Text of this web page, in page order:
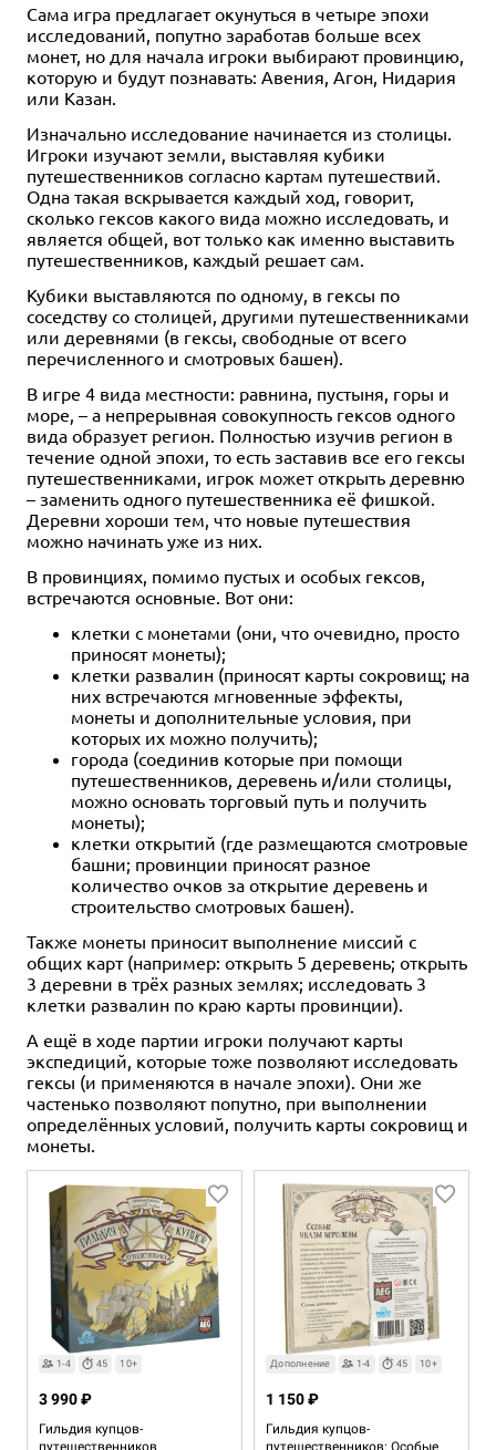
Сама игра предлагает окунуться в четыре эпохи
исследований, попутно заработав больше всех
монет, но для начала игроки выбирают провинцию,
которую и будут познавать: Авения, Агон, Нидария
или Казан.
Изначально исследование начинается из столицы.
Игроки изучают земли, выставляя кубики
путешественников согласно картам путешествий.
Одна такая вскрывается каждый ход, говорит,
сколько гексов какого вида можно исследовать, и
является общей, вот только как именно выставить
путешественников, каждый решает сам.
Кубики выставляются по одному, в гексы по
соседству со столицей, другими путешественниками
или деревнями (в гексы, свободные от всего
перечисленного и смотровых башен).
В игре 4 вида местности: равнина, пустыня, горы и
море, – а непрерывная совокупность гексов одного
вида образует регион. Полностью изучив регион в
течение одной эпохи, то есть заставив все его гексы
путешественниками, игрок может открыть деревню
– заменить одного путешественника её фишкой.
Деревни хороши тем, что новые путешествия
можно начинать уже из них.
В провинциях, помимо пустых и особых гексов,
встречаются основные. Вот они:
клетки с монетами (они, что очевидно, просто
приносят монеты);
клетки развалин (приносят карты сокровищ; на
них встречаются мгновенные эффекты,
монеты и дополнительные условия, при
которых их можно получить);
города (соединив которые при помощи
путешественников, деревень и/или столицы,
можно основать торговый путь и получить
монеты);
клетки открытий (где размещаются смотровые
башни; провинции приносят разное
количество очков за открытие деревень и
строительство смотровых башен).
Также монеты приносит выполнение миссий с
общих карт (например: открыть 5 деревень; открыть
3 деревни в трёх разных землях; исследовать 3
клетки развалин по краю карты провинции).
А ещё в ходе партии игроки получают карты
экспедиций, которые тоже позволяют исследовать
гексы (и применяются в начале эпохи). Они же
частенько позволяют попутно, при выполнении
определённых условий, получить карты сокровищ и
монеты.
1-4 45 10+
Гильдия купцов-
путешественников
3 990 ₽
Дополнение 1-4 45 10+
Гильдия купцов-
путешественников: Особые
1 150 ₽